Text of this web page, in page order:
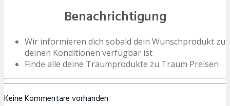
Benachrichtigung
Wir informieren dich sobald dein Wunschprodukt zu
deinen Konditionen verfügbar ist
Finde alle deine Traumprodukte zu Traum Preisen
Keine Kommentare vorhanden